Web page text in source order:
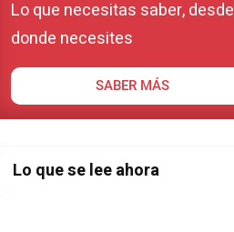
Lo que necesitas saber, desde
donde necesites
SABER MÁS
Lo que se lee ahora